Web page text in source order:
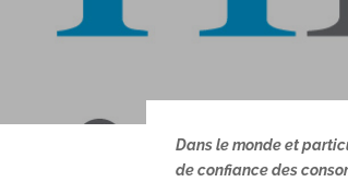
Dans le monde et
de confiance des